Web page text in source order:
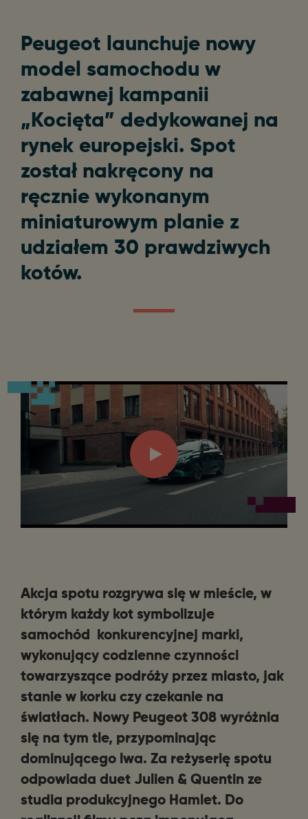
Peugeot launchuje nowy
model samochodu w
zabawnej kampanii
„Kocięta” dedykowanej na
rynek europejski. Spot
został nakręcony na
ręcznie wykonanym
miniaturowym planie z
udziałem 30 prawdziwych
kotów.
Akcja spotu rozgrywa się w mieście, w
którym każdy kot symbolizuje
samochód konkurencyjnej marki,
wykonujący codzienne czynności
towarzyszące podróży przez miasto, jak
stanie w korku czy czekanie na
światłach. Nowy Peugeot 308 wyróżnia
się na tym tle, przypominając
dominującego lwa. Za reżyserię spotu
odpowiada duet Julien & Quentin ze
studia produkcyjnego Hamlet. Do